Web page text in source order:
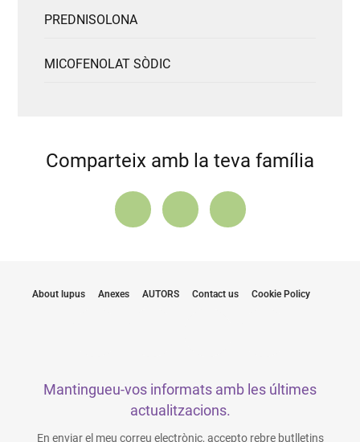
PREDNISOLONA
MICOFENOLAT SÒDIC
Comparteix amb la teva família
About lupus Anexes AUTORS Contact us Cookie Policy
Mantingueu-vos informats amb les últimes
actualitzacions.
En enviar el meu correu electrònic, accepto rebre butlletins